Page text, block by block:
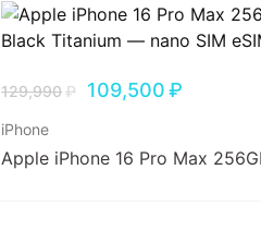
129,990₽ 109,500₽
iPhone
Apple iPhone 16 Pro Max